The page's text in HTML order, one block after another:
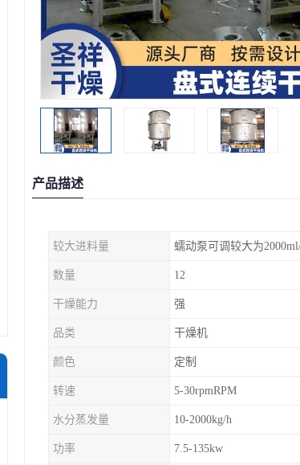
产品描述
较大进料量 蠕动泵可调较大为
数量 12
干燥能力 强
品类 干燥机
颜色 定制
转速 5-30rpmRPM
水分蒸发量 10-2000kg/h
功率 7.5-135kw